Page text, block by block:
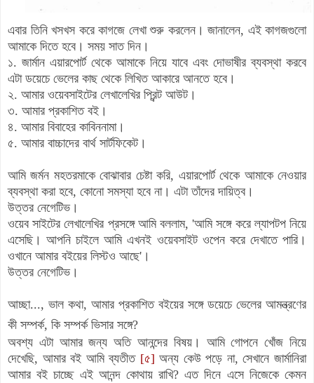
এবার তিনি খসখস করে কাগজে লেখা শুরু করলেন। জানালেন, এই কাগজগুলো
আমাকে দিতে হবে। সময় সাত দিন।
১. জার্মান এয়ারপোর্ট থেকে আমাকে নিয়ে যাবে এবং দোভাষীর ব্যবস্থা করবে
এটা ডয়েচে ভেলের কাছ থেকে লিখিত আকারে আনতে হবে।
২. আমার ওয়েবসাইটের লেখালেখির প্রিন্ট আউট।
৩. আমার প্রকাশিত বই।
৪. আমার বিবাহের কাবিননামা।
৫. আমার বাচ্চাদের বার্থ সার্টফিকেট।
আমি জর্মন মহতরমাকে বোঝাবার চেষ্টা করি, এয়ারপোর্ট থেকে আমাকে নেওয়ার
ব্যবস্থা করা হবে, কোনো সমস্যা হবে না। এটা তাঁদের দায়িত্ব।
উত্তর নেগেটিভ।
ওয়েব সাইটের লেখালেখির প্রসঙ্গে আমি বললাম, 'আমি সঙ্গে করে ল্যাপটপ নিয়ে
এসেছি। আপনি চাইলে আমি এখনই ওয়েবসাইট ওপেন করে দেখাতে পারি।
ওখানে আমার বইয়ের লিস্টও আছে'।
উত্তর নেগেটিভ।
আচ্ছা..., ভাল কথা, আমার প্রকাশিত বইয়ের সঙ্গে ডয়েচে ভেলের আমন্ত্রণের
কী সম্পর্ক, কি সম্পর্ক ভিসার সঙ্গে?
অবশ্য এটা আমার জন্য অতি আনন্দের বিষয়। আমি গোপনে খোঁজ নিয়ে
দেখেছি, আমার বই আমি ব্যতীত [৫] অন্য কেউ পড়ে না, সেখানে জার্মানিরা
আমার বই চাচ্ছে এই আনন্দ কোথায় রাখি? এত দিনে এসে নিজেকে কেমন